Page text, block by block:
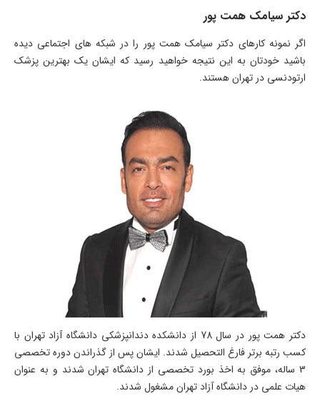
دکتر سیامک همت پور
اگر نمونه کارهای دکتر سیامک همت پور را در شبکه های اجتماعی دیده
باشید خودتان به این نتیجه خواهید رسید که ایشان یک بهترین پزشک
ارتودنسی در تهران هستند.
دکتر همت پور در سال 78 از دانشکده دندانپزشکی دانشگاه آزاد تهران با
کسب رتبه برتر فارغ التحصیل شدند. ایشان پس از گذراندن دوره تخصصی
3 ساله، موفق به اخذ بورد تخصصی از دانشگاه تهران شدند و به عنوان
هیات علمی در دانشگاه آزاد تهران مشغول شدند.